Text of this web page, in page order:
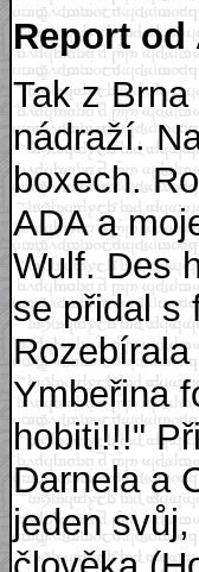
Report od
Tak z Brna nás jelo 14, o páté jsme odjížděli vlakem z Hlavního nádraží. Nasedli jsme do vlaku a uskladnili jsme se ve čtyřech boxech. Rozmístění - 1. Ellanor, Des, Sang Am, Vicana, 2. Já, glum, ADA a moje krosna, 3. Wan, Namärie, Ymber, Buzz, 4. Mara, QCPX, Wulf. Des hrál celou cestu na kytaru a tak bylo pěkně veselo, glum se přidal s flétnou. V okruhu už kolovalo něco na posilnění. Rozebírala se spousta nejrůznějších věcí a byla také spáchána první Ymbeřina fotka VMsrazu. Hobitky na stanicích řvaly:,,Ať žijou hobiti!!!" Při přestupu ve Valmezu (Valašském Meziříčí) jsme přibrali Darnela a Celebrina. Celebrin s sebou táhl dva železné obouručáky, jeden svůj, jeden půjčenej. Cestou autobusem jsme poznali jednoho člověka (Honzu), který na nás blýskal očima a pak se zeptal na jakou akci jedem nebo čeho jsme účastníci, že má hrozně rád LOTRa a tak jsme ho odkázali na JCSoft. No to víte my jsme hrozně nenápadná skupinka - pořád se bavíme o skřetech, elfech a hobitech a taky trpoších… glum hraje na flétnu ústřední hudbu z PP a Vicana cestuje v hobitím oblečku, a taky ty meče a luky… Když jsme vystoupili z busu, byla už tma a nás čekala ještě cesta ke Gwynově chatě. Ještě, že dojel pro bágly, já bych se s tím svým do toho příšernýho kopce určitě nevydrápala. První vystartovali Wulf, Wan a ještě asi jeden z temných hobitů… Pak jsme šly já (Arin), Sang Am a Vicana a zpívali jsme si hobití pochodové písně. Jak přežili cestu ostatní, co byli za námi nemám tušení. Jen sem tam řvali ,,Elfíkové, elfíkové…" Mě od půlky kopce táhl Buzz (a sem tam já jeho), pak nás mě i Sang Am podpořil i Des. Přivítali jsme se s prvními lidmi, kteří nám přišli naproti, pamatuji si, že